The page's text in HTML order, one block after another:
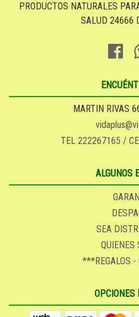
PRODUCTOS NATURALES
SALUD 24666
MARTIN RIVAS
TEL 222267165 /
ALGUNOS
SEA
QUIENES
***REGALOS
OPCIONES